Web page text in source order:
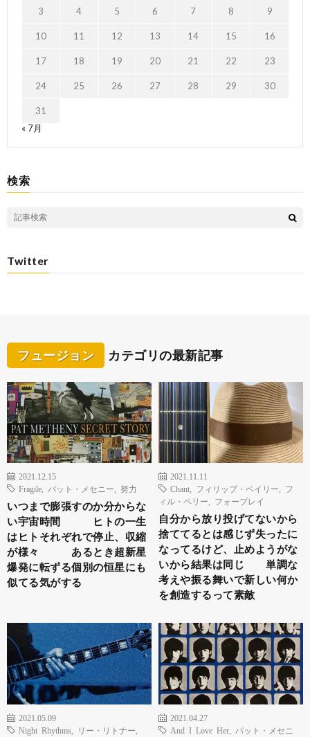
3 4 5 6 7 8 9
10 11 12 13 14 15 16
17 18 19 20 21 22 23
24 25 26 27 28 29 30
31
« 7月
検索
Twitter
フュージョン カテゴリの最新記事
2021.12.15
Fragile
パット・メセニー 努力
いつまで膨張すのか分からな
い宇宙時間 ヒトの一生
はヒトそれぞれで停止、収縮
が様々 あるとき超新星
爆発に転ずる個別の恒星にも
似てる気がする
2021.11.11
Chant
フィリップ・ベイリー
フ
ィル・ペリー
フォープレイ
自分から放り投げてないから
捨ててるとは感じず失ったに
なってるけど、止めようがな
いから結果は同じ 単調な
考えや振る舞いで新しい何か
を創造するって素敵
2021.05.09
Night Rhythms
リー・リトナー
2021.04.27
And I Love Her
パット・メセニ